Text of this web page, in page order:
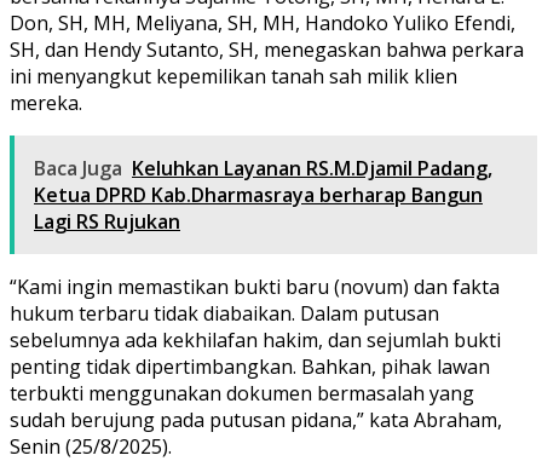
Don, SH, MH, Meliyana, SH, MH, Handoko Yuliko Efendi,
SH, dan Hendy Sutanto, SH, menegaskan bahwa perkara
ini menyangkut kepemilikan tanah sah milik klien
mereka.
Baca Juga Keluhkan Layanan RS.M.Djamil Padang,
Ketua DPRD Kab.Dharmasraya berharap Bangun
Lagi RS Rujukan
“Kami ingin memastikan bukti baru (novum) dan fakta
hukum terbaru tidak diabaikan. Dalam putusan
sebelumnya ada kekhilafan hakim, dan sejumlah bukti
penting tidak dipertimbangkan. Bahkan, pihak lawan
terbukti menggunakan dokumen bermasalah yang
sudah berujung pada putusan pidana,” kata Abraham,
Senin (25/8/2025).